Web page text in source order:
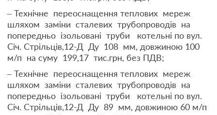
– Технічне переоснащення теплових мереж
шляхом заміни сталевих трубопроводів на
попередньо ізольовані труби котельні по вул.
Січ. Стрільців,12-Д Ду 108 мм, довжиною 100
м/п на суму 199,17 тис.грн, без ПДВ;
– Технічне переоснащення теплових мереж
шляхом заміни сталевих трубопроводів на
попередньо ізольовані труби котельні по вул.
Січ. Стрільців,12-Д Ду 89 мм, довжиною 60 м/п